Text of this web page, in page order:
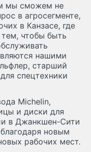
мы сможем не
в агросегменте,
в Канзасе, где
чтобы быть
нашими
старший
спецтехники
Michelin,
и диски для
в Джанкшен-Сити
новым
рабочих мест.